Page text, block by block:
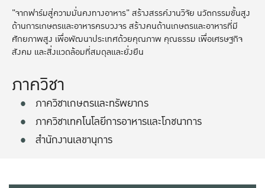
"จากฟาร์มสู่ความมั่นคงทางอาหาร" สร้างสรรค์งานวิจัย นวัตกรรมขั้นสูง
ด้านการเกษตรและอาหารครบวงจร สร้างคนด้านเกษตรและอาหารที่มี
ศักยภาพสูง เพื่อพัฒนาประเทศด้วยคุณภาพ คุณธรรม เพื่อเศรษฐกิจ
สังคม และสิ่งแวดล้อมที่สมดุลและยั่งยืน
ภาควิชา
ภาควิชาเกษตรและทรัพยากร
ภาควิชาเทคโนโลยีการอาหารและโภชนาการ
สำนักงานเลขานุการ